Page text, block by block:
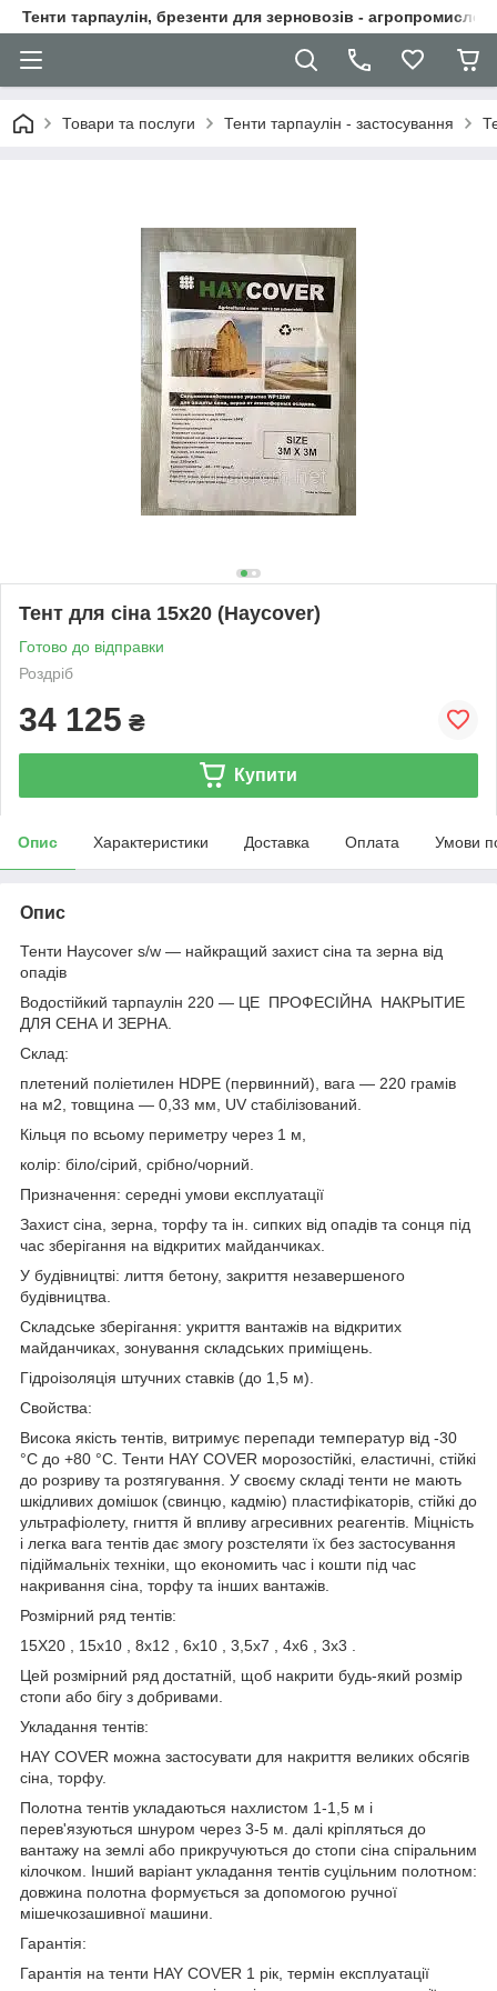
Тенти тарпаулін, брезенти для зерновозів -
Товари та послуги Тенти тарпаулін - застосування
Тент для сіна 15х20 (Haycover)
Готово до відправки
Роздріб
34 125 ₴
Купити
Опис Характеристики Доставка Оплата Умови
Опис
Тенти Haycover s/w — найкращий захист сіна та зерна від
опадів
Водостійкий тарпаулін 220 — ЦЕ ПРОФЕСІЙНА НАКРЫТИЕ
ДЛЯ СЕНА И ЗЕРНА.
Склад:
плетений поліетилен HDPE (первинний), вага — 220 грамів
на м2, товщина — 0,33 мм, UV стабілізований.
Кільця по всьому периметру через 1 м,
колір: біло/сірий, срібно/чорний.
Призначення: середні умови експлуатації
Захист сіна, зерна, торфу та ін. сипких від опадів та сонця під
час зберігання на відкритих майданчиках.
У будівництві: лиття бетону, закриття незавершеного
будівництва.
Складське зберігання: укриття вантажів на відкритих
майданчиках, зонування складських приміщень.
Гідроізоляція штучних ставків (до 1,5 м).
Свойства:
Висока якість тентів, витримує перепади температур від -30
°C до +80 °C. Тенти HAY COVER морозостійкі, еластичні, стійкі
до розриву та розтягування. У своєму складі тенти не мають
шкідливих домішок (свинцю, кадмію) пластифікаторів, стійкі до
ультрафіолету, гниття й впливу агресивних реагентів. Міцність
і легка вага тентів дає змогу розстеляти їх без застосування
підіймальніх техніки, що економить час і кошти під час
накривання сіна, торфу та інших вантажів.
Розмірний ряд тентів:
15Х20 , 15х10 , 8х12 , 6х10 , 3,5х7 , 4х6 , 3х3 .
Цей розмірний ряд достатній, щоб накрити будь-який розмір
стопи або бігу з добривами.
Укладання тентів:
HAY COVER можна застосувати для накриття великих обсягів
сіна, торфу.
Полотна тентів укладаються нахлистом 1-1,5 м і
перев'язуються шнуром через 3-5 м. далі кріпляться до
вантажу на землі або прикручуються до стопи сіна спіральним
кілочком. Інший варіант укладання тентів суцільним полотном:
довжина полотна формується за допомогою ручної
мішечкозашивної машини.
Гарантія:
Гарантія на тенти HAY COVER 1 рік, термін експлуатації